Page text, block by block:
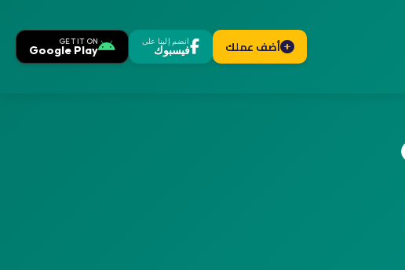
أضف عملك انضم إلينا على
فيسبوك
GET IT ON
Google Play